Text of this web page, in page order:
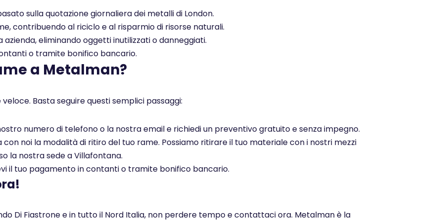
sulla quotazione giornaliera dei metalli di London.
contribuendo al riciclo e al risparmio di risorse naturali.
eliminando oggetti inutilizzati o danneggiati.
o tramite bonifico bancario.
a Metalman?
Basta seguire questi semplici passaggi:
numero di telefono o la nostra email e richiedi un preventivo gratuito e senza impegno.
noi la modalità di ritiro del tuo rame. Possiamo ritirare il tuo materiale con i nostri mezzi
la nostra sede a Villafontana.
il tuo pagamento in contanti o tramite bonifico bancario.
Di Fiastrone e in tutto il Nord Italia, non perdere tempo e contattaci ora. Metalman è la